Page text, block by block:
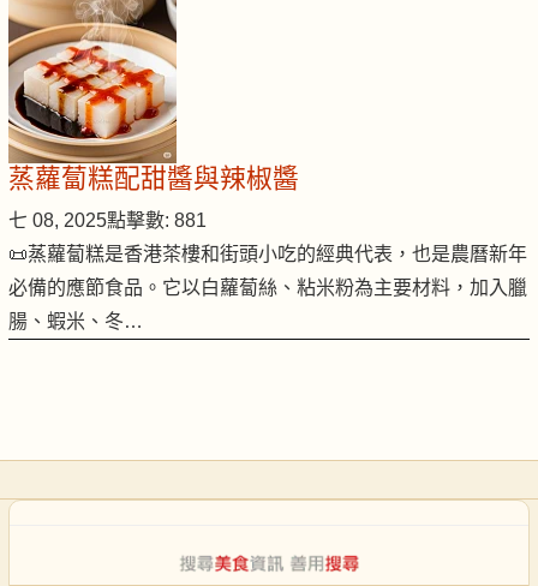
蒸蘿蔔糕配甜醬與辣椒醬
七 08, 2025點擊數: 881
📜蒸蘿蔔糕是香港茶樓和街頭小吃的經典代表，也是農曆新年
必備的應節食品。它以白蘿蔔絲、粘米粉為主要材料，加入臘
腸、蝦米、冬…